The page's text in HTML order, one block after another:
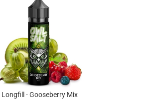
- Gooseberry Mix